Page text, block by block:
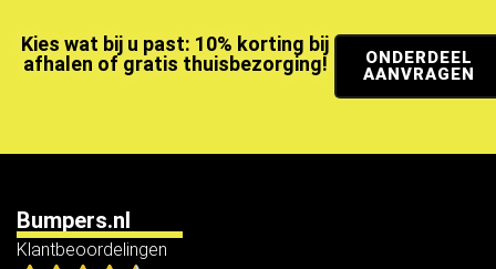
Kies wat bij u past: 10% korting bij
afhalen of gratis thuisbezorging!
ONDERDEEL
AANVRAGEN
Bumpers.nl
Klantbeoordelingen